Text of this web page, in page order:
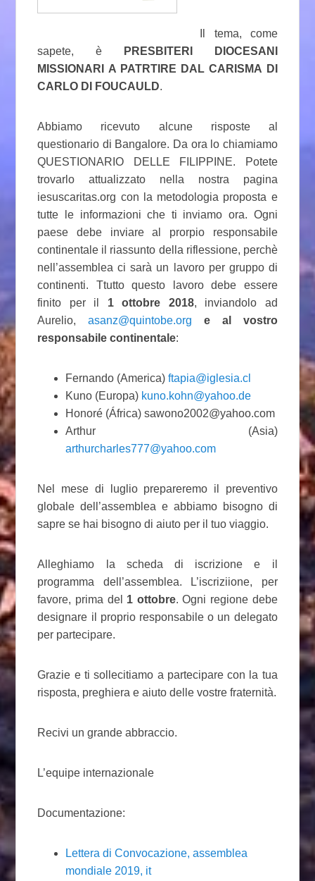
Il tema, come
sapete, è
PRESBITERI DIOCESANI
MISSIONARI A PATRTIRE DAL CARISMA DI
CARLO DI FOUCAULD.
Abbiamo ricevuto alcune risposte al
questionario di Bangalore. Da ora lo chiamiamo
QUESTIONARIO DELLE FILIPPINE. Potete
trovarlo attualizzato nella nostra pagina
iesuscaritas.org con la metodologia proposta e
tutte le informazioni che ti inviamo ora. Ogni
paese debe inviare al prorpio responsabile
continentale il riassunto della riflessione, perchè
nell’assemblea ci sarà un lavoro per gruppo di
continenti. Ttutto questo lavoro debe essere
finito per il 1 ottobre 2018, inviandolo ad
Aurelio,asanz@quintobe.org
e al vostro
responsabile continentale:
Fernando (America)ftapia@iglesia.cl
Kuno (Europa) kuno.kohn@yahoo.de
Honoré (África) sawono2002@yahoo.com
Arthur (Asia)
arthurcharles777@yahoo.com
Nel mese di luglio prepareremo il preventivo
globale dell’assemblea e abbiamo bisogno di
sapre se hai bisogno di aiuto per il tuo viaggio.
Alleghiamo la scheda di iscrizione e il
programma dell’assemblea. L’iscriziione, per
favore, prima del 1 ottobre. Ogni regione debe
designare il proprio responsabile o un delegato
per partecipare.
Grazie e ti sollecitiamo a partecipare con la tua
risposta, preghiera e aiuto delle vostre fraternità.
Recivi un grande abbraccio.
L’equipe internazionale
Documentazione:
Lettera di Convocazione, assemblea
mondiale 2019, it